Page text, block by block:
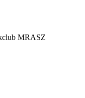
MRASZ